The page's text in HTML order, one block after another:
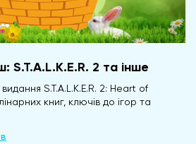
S.T.A.L.K.E.R. 2 та інше
S.T.A.L.K.E.R. 2: Heart of
книг, ключів до ігор та